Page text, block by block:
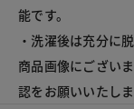
能です。
・洗濯後は充分に
商品画像にござい
認をお願いいたしま